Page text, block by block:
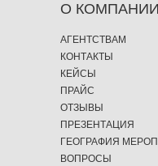
О КОМПАНИИ
АГЕНТСТВАМ
КОНТАКТЫ
КЕЙСЫ
ПРАЙС
ОТЗЫВЫ
ПРЕЗЕНТАЦИЯ
ГЕОГРАФИЯ
ВОПРОСЫ